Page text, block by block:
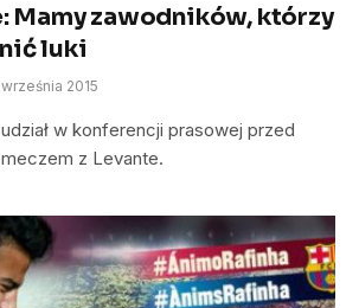
Mamy zawodników, którzy
luki
września 2015
udział w konferencji prasowej przed
z Levante.